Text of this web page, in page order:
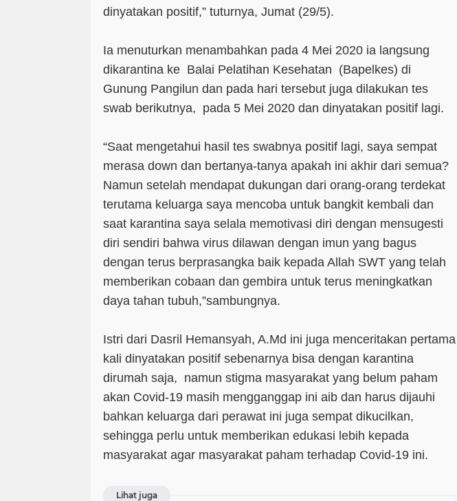
dinyatakan positif,” tuturnya, Jumat (29/5).
Ia menuturkan menambahkan pada 4 Mei 2020 ia langsung
dikarantina ke Balai Pelatihan Kesehatan (Bapelkes) di
Gunung Pangilun dan pada hari tersebut juga dilakukan tes
swab berikutnya, pada 5 Mei 2020 dan dinyatakan positif lagi.
“Saat mengetahui hasil tes swabnya positif lagi, saya sempat
merasa down dan bertanya-tanya apakah ini akhir dari semua?
Namun setelah mendapat dukungan dari orang-orang terdekat
terutama keluarga saya mencoba untuk bangkit kembali dan
saat karantina saya selala memotivasi diri dengan mensugesti
diri sendiri bahwa virus dilawan dengan imun yang bagus
dengan terus berprasangka baik kepada Allah SWT yang telah
memberikan cobaan dan gembira untuk terus meningkatkan
daya tahan tubuh,”sambungnya.
Istri dari Dasril Hemansyah, A.Md ini juga menceritakan pertama
kali dinyatakan positif sebenarnya bisa dengan karantina
dirumah saja, namun stigma masyarakat yang belum paham
akan Covid-19 masih mengganggap ini aib dan harus dijauhi
bahkan keluarga dari perawat ini juga sempat dikucilkan,
sehingga perlu untuk memberikan edukasi lebih kepada
masyarakat agar masyarakat paham terhadap Covid-19 ini.
Lihat juga